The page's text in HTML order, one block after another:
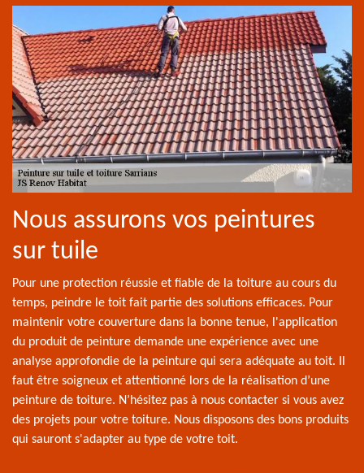
Nous assurons vos peintures
sur tuile
Pour une protection réussie et fiable de la toiture au cours du
temps, peindre le toit fait partie des solutions efficaces. Pour
maintenir votre couverture dans la bonne tenue, l'application
du produit de peinture demande une expérience avec une
analyse approfondie de la peinture qui sera adéquate au toit. Il
faut être soigneux et attentionné lors de la réalisation d’une
peinture de toiture. N’hésitez pas à nous contacter si vous avez
des projets pour votre toiture. Nous disposons des bons produits
qui sauront s'adapter au type de votre toit.